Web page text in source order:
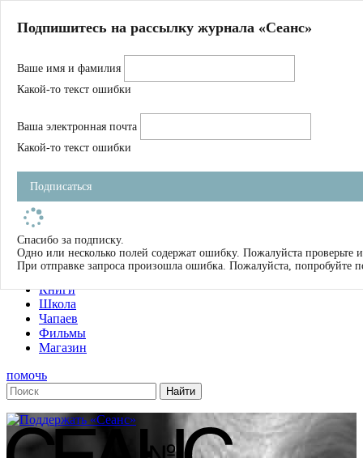
Магазин
Журнал
Школа
Устав
Фильмы
Имена
Тэги
О нас
Журнал
Книги
Школа
Чапаев
Фильмы
Магазин
помочь
Подпишитесь на рассылку журнала «Сеанс»
Ваше имя и фамилия
Какой-то текст ошибки
Ваша электронная почта
Какой-то текст ошибки
Подписаться
Спасибо за подписку.
Одно или несколько полей содержат ошибку. Пожалуйста проверьте
При отправке запроса произошла ошибка. Пожалуйста, попробуйте